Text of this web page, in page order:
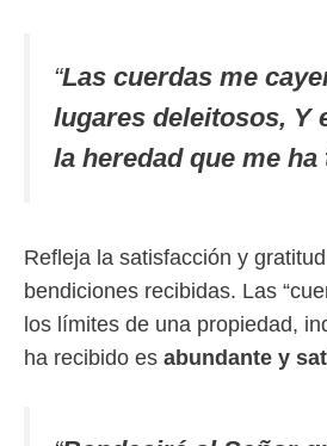
“Las cuerdas me
lugares deleitosos, Y
la heredad que me ha
Refleja la satisfacción y
bendiciones recibidas. Las
los límites de una propiedad,
ha recibido es abundante y